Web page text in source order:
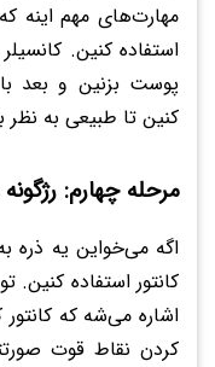
مهارت‌های مهم اینه
استفاده کنین.
پوست بزنین و بعد
کنین تا طبیعی به نظر
مرحله چهارم: رژگونه
اگه می‌خواین یه ذره
کانتور استفاده
اشاره می‌شه که
کردن نقاط قوت